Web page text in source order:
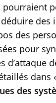
pourraient
des
des
pour
d’attaque
dans
des